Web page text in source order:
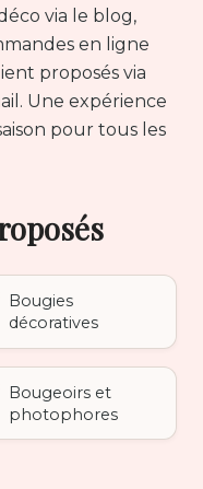
via le blog,
en ligne
proposés via
Une expérience
pour tous les
Bougies
décoratives
Bougeoirs et
photophores